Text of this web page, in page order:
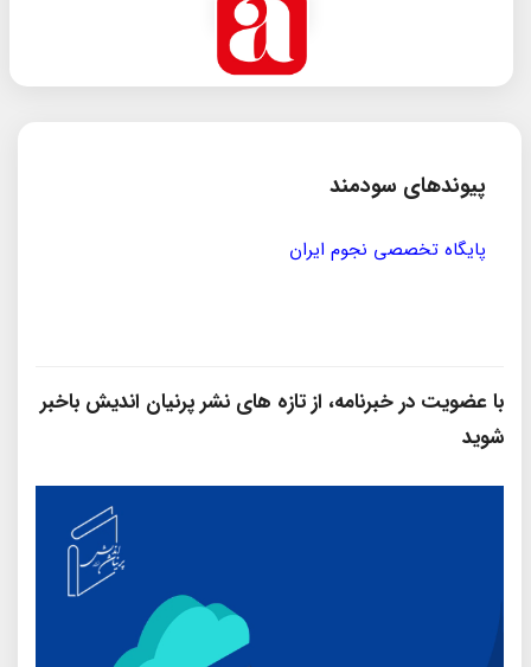
پیوندهای سودمند
مؤسسه ی پژوهشی حکمت و فلسفه ی ایران
با عضویت در خبرنامه، از تازه‌ های نشر پرنیان‌ اندیش باخبر
شوید